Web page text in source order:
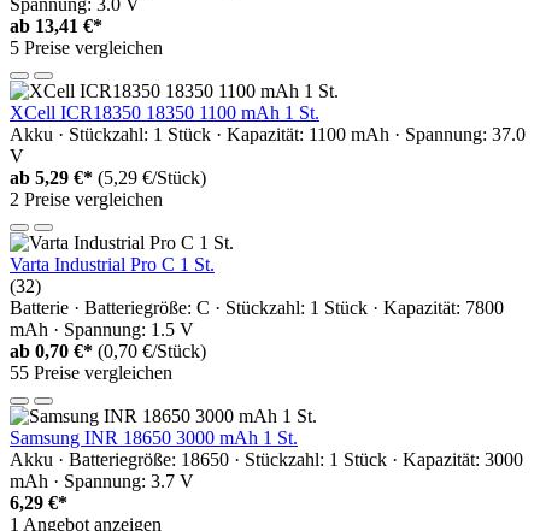
ab 13,41 €*
5 Preise vergleichen
XCell ICR18350 18350 1100 mAh 1 St.
Akku · Stückzahl: 1 Stück · Kapazität: 1100 mAh · Spannung: 37.0
V
ab 5,29 €* (5,29 €/Stück)
2 Preise vergleichen
Varta Industrial Pro C 1 St.
(32)
Batterie · Batteriegröße: C · Stückzahl: 1 Stück · Kapazität: 7800
mAh · Spannung: 1.5 V
ab 0,70 €* (0,70 €/Stück)
55 Preise vergleichen
Samsung INR 18650 3000 mAh 1 St.
Akku · Batteriegröße: 18650 · Stückzahl: 1 Stück · Kapazität: 3000
mAh · Spannung: 3.7 V
6,29 €*
1 Angebot anzeigen